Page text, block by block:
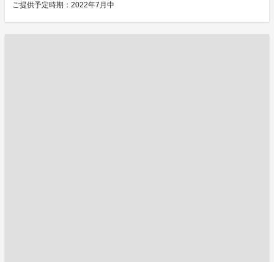
ご提供予定時期：2022年7月中